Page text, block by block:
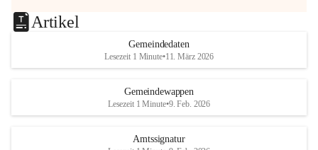
Artikel
Gemeindedaten
Lesezeit 1 Minute•11. März 2026
Gemeindewappen
Lesezeit 1 Minute•9. Feb. 2026
Amtssignatur